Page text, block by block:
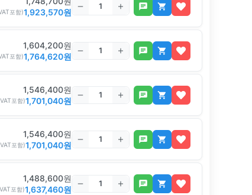
포함)1,923,570원
1,604,200원
포함)1,764,620원
1,546,400원
포함)1,701,040원
1,546,400원
포함)1,701,040원
1,488,600원
포함)1,637,460원